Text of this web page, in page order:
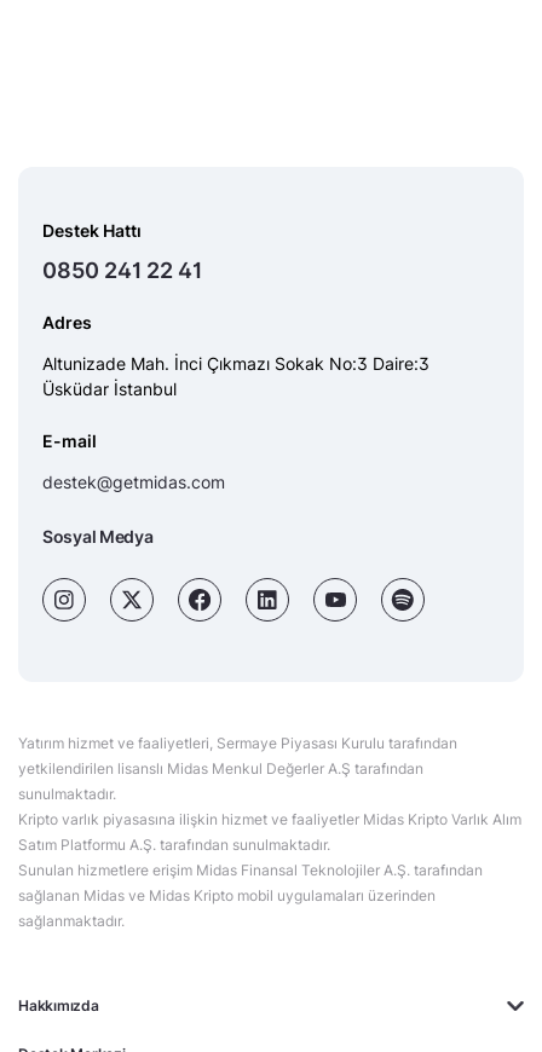
Hakkımızda
Destek Hattı
0850 241 22 41
Adres
Altunizade Mah. İnci Çıkmazı Sokak No:3 Daire:3
Üsküdar İstanbul
E-mail
destek@getmidas.com
Sosyal Medya
Yatırım hizmet ve faaliyetleri, Sermaye Piyasası Kurulu tarafından
yetkilendirilen lisanslı Midas Menkul Değerler A.Ş tarafından
sunulmaktadır.
Kripto varlık piyasasına ilişkin hizmet ve faaliyetler Midas Kripto Varlık Alım
Satım Platformu A.Ş. tarafından sunulmaktadır.
Sunulan hizmetlere erişim Midas Finansal Teknolojiler A.Ş. tarafından
sağlanan Midas ve Midas Kripto mobil uygulamaları üzerinden
sağlanmaktadır.